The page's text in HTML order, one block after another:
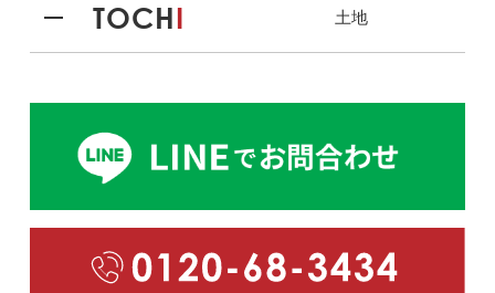
TOCHI 土地